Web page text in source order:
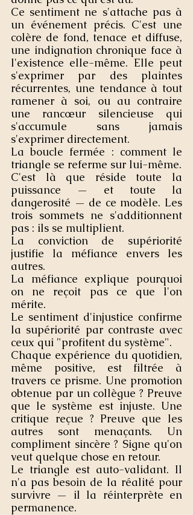
Ce sentiment ne s'attache pas à
un événement précis. C'est une
colère de fond, tenace et diffuse,
une indignation chronique face à
l'existence elle-même. Elle peut
s'exprimer par des plaintes
récurrentes, une tendance à tout
ramener à soi, ou au contraire
une rancœur silencieuse qui
s'accumule sans jamais
s'exprimer directement.
La boucle fermée : comment le
triangle se referme sur lui-même.
C'est là que réside toute la
puissance — et toute la
dangerosité — de ce modèle. Les
trois sommets ne s'additionnent
pas : ils se multiplient.
La conviction de supériorité
justifie la méfiance envers les
autres.
La méfiance explique pourquoi
on ne reçoit pas ce que l'on
mérite.
Le sentiment d'injustice confirme
la supériorité par contraste avec
ceux qui "profitent du système".
Chaque expérience du quotidien,
même positive, est filtrée à
travers ce prisme. Une promotion
obtenue par un collègue ? Preuve
que le système est injuste. Une
critique reçue ? Preuve que les
autres sont menaçants. Un
compliment sincère ? Signe qu'on
veut quelque chose en retour.
Le triangle est auto-validant. Il
n'a pas besoin de la réalité pour
survivre — il la réinterprète en
permanence.